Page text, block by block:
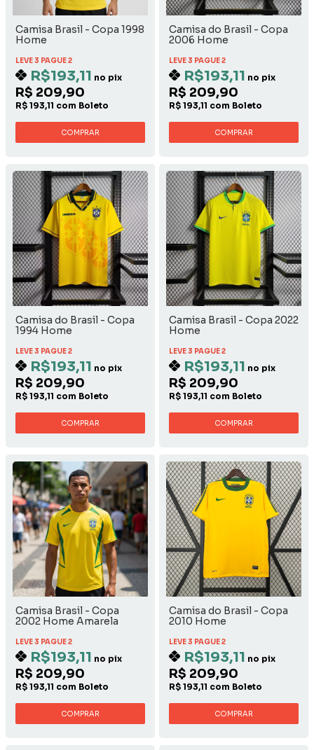
Camisa Brasil - Copa 1998
Home
LEVE 3 PAGUE 2
R$193,11 no pix
R$ 209,90
R$ 193,11 com Boleto
COMPRAR
Camisa do Brasil - Copa
2006 Home
LEVE 3 PAGUE 2
R$193,11 no pix
R$ 209,90
R$ 193,11 com Boleto
COMPRAR
Camisa do Brasil - Copa
1994 Home
LEVE 3 PAGUE 2
R$193,11 no pix
R$ 209,90
R$ 193,11 com Boleto
COMPRAR
Camisa Brasil - Copa 2022
Home
LEVE 3 PAGUE 2
R$193,11 no pix
R$ 209,90
R$ 193,11 com Boleto
COMPRAR
Camisa Brasil - Copa
2002 Home Amarela
LEVE 3 PAGUE 2
R$193,11 no pix
R$ 209,90
R$ 193,11 com Boleto
COMPRAR
Camisa do Brasil - Copa
2010 Home
LEVE 3 PAGUE 2
R$193,11 no pix
R$ 209,90
R$ 193,11 com Boleto
COMPRAR